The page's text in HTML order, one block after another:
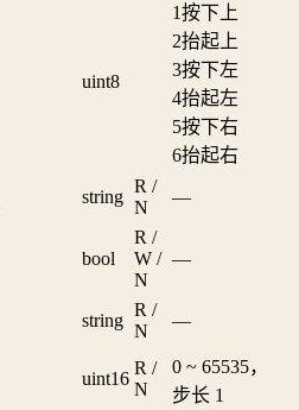
uint8
1按下上
2抬起上
3按下左
4抬起左
5按下右
6抬起右
string
R /
N
—
bool
R /
W /
N
—
string
R /
N
—
uint16
R /
N
0 ~ 65535，
步长 1